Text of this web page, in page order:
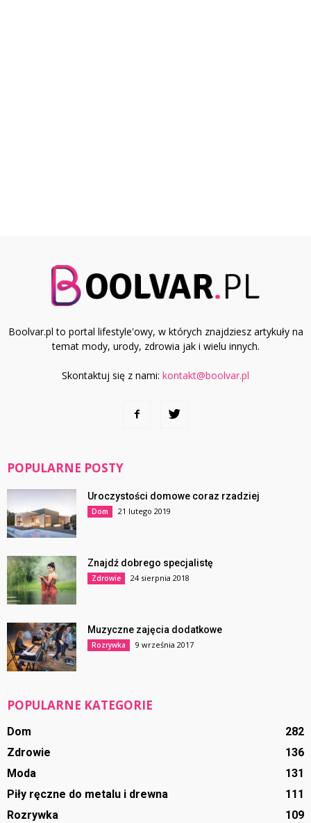
Boolvar.pl to portal lifestyle'owy, w których znajdziesz artykuły na
temat mody, urody, zdrowia jak i wielu innych.
Skontaktuj się z nami: kontakt@boolvar.pl
POPULARNE POSTY
Uroczystości domowe coraz rzadziej
Dom 21 lutego 2019
Znajdź dobrego specjalistę
Zdrowie 24 sierpnia 2018
Muzyczne zajęcia dodatkowe
Rozrywka 9 września 2017
POPULARNE KATEGORIE
Dom
282
Zdrowie
136
Moda
131
Piły ręczne do metalu i drewna
111
Rozrywka
109